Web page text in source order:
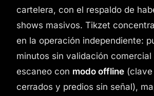
cartelera, con el respaldo de
shows masivos. Tikzet
en la operación independiente:
minutos sin validación comercial
escaneo con modo offline
cerrados y predios sin señal),